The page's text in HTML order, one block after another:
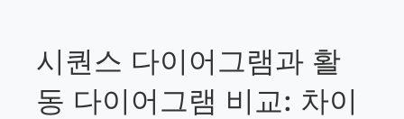
시퀀스 다이어그램과 활
동 다이어그램 비교: 차이